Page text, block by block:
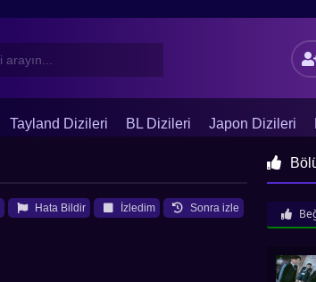
Tayland Dizileri BL Dizileri Japon Dizileri
Sonra izle
İzledim
Hata Bildir
Friendly